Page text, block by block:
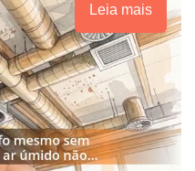
Leia mais